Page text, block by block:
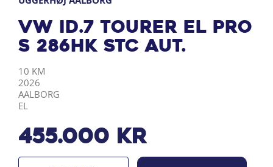
VW ID.7 Tourer EL Pro
S 286HK Stc Aut.
KILOMETER
10 KM
ÅRGANG
2026
BY
AALBORG
DRIVMIDDEL
EL
455.000 kr